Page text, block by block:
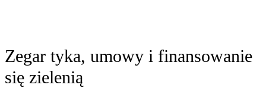
Zegar tyka, umowy i finansowanie
się zielenią